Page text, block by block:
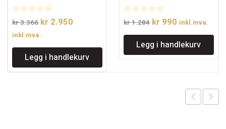
D=9.8x25x83 RH S
kr3.366 Opprinnelig
pris
var:
kr 3.366.
kr 2.950
er:
kr 2.950.
inkl.mva.
Legg i handlekurv
kr1.284 Opprinnelig
pris
var:
kr 1.284.
kr 990Nåværende
pris
er:
kr 990.
inkl.mva.
Legg i handlekurv